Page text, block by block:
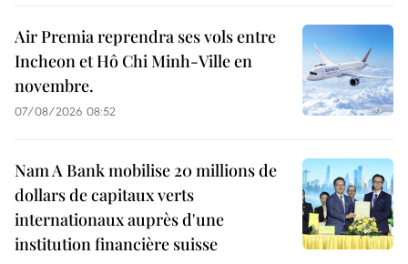
Air Premia reprendra ses vols entre
Incheon et Hô Chi Minh-Ville en
novembre.
07/08/2026 08:52
Nam A Bank mobilise 20 millions de
dollars de capitaux verts
internationaux auprès d'une
institution financière suisse